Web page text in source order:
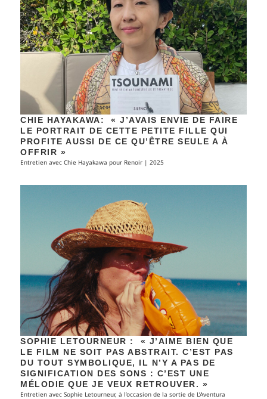
CHIE HAYAKAWA: « J’AVAIS ENVIE DE FAIRE
LE PORTRAIT DE CETTE PETITE FILLE QUI
PROFITE AUSSI DE CE QU’ÊTRE SEULE A À
OFFRIR »
Entretien avec Chie Hayakawa pour Renoir | 2025
SOPHIE LETOURNEUR : « J’AIME BIEN QUE
LE FILM NE SOIT PAS ABSTRAIT. C’EST PAS
DU TOUT SYMBOLIQUE, IL N’Y A PAS DE
SIGNIFICATION DES SONS : C’EST UNE
MÉLODIE QUE JE VEUX RETROUVER. »
Entretien avec Sophie Letourneur, à l’occasion de la sortie de L’Aventura